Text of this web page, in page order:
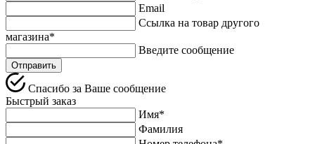
Email
Ссылка на товар другого
магазина*
Введите сообщение
Спасибо за Ваше сообщение
Быстрый заказ
Имя*
Фамилия